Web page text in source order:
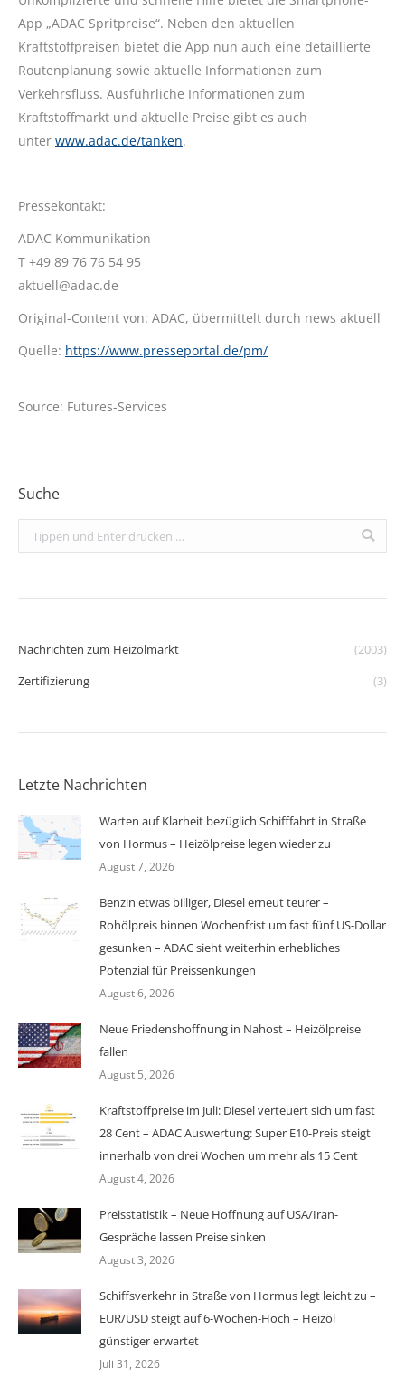
App „ADAC Spritpreise“. Neben den aktuellen
Kraftstoffpreisen bietet die App nun auch eine detaillierte
Routenplanung sowie aktuelle Informationen zum
Verkehrsfluss. Ausführliche Informationen zum
Kraftstoffmarkt und aktuelle Preise gibt es auch
unter www.adac.de/tanken.
Pressekontakt:
ADAC Kommunikation
T +49 89 76 76 54 95
aktuell@adac.de
Original-Content von: ADAC, übermittelt durch news aktuell
Quelle: https://www.presseportal.de/pm/
Source: Futures-Services
Suche
Search:
Nachrichten zum Heizölmarkt
(2003)
Zertifizierung
(3)
Letzte Nachrichten
Warten auf Klarheit bezüglich Schifffahrt in Straße
von Hormus – Heizölpreise legen wieder zu
August 7, 2026
Benzin etwas billiger, Diesel erneut teurer –
Rohölpreis binnen Wochenfrist um fast fünf US-Dollar
gesunken – ADAC sieht weiterhin erhebliches
Potenzial für Preissenkungen
August 6, 2026
Neue Friedenshoffnung in Nahost – Heizölpreise
fallen
August 5, 2026
Kraftstoffpreise im Juli: Diesel verteuert sich um fast
28 Cent – ADAC Auswertung: Super E10-Preis steigt
innerhalb von drei Wochen um mehr als 15 Cent
August 4, 2026
Preisstatistik – Neue Hoffnung auf USA/Iran-
Gespräche lassen Preise sinken
August 3, 2026
Schiffsverkehr in Straße von Hormus legt leicht zu –
EUR/USD steigt auf 6-Wochen-Hoch – Heizöl
günstiger erwartet
Juli 31, 2026